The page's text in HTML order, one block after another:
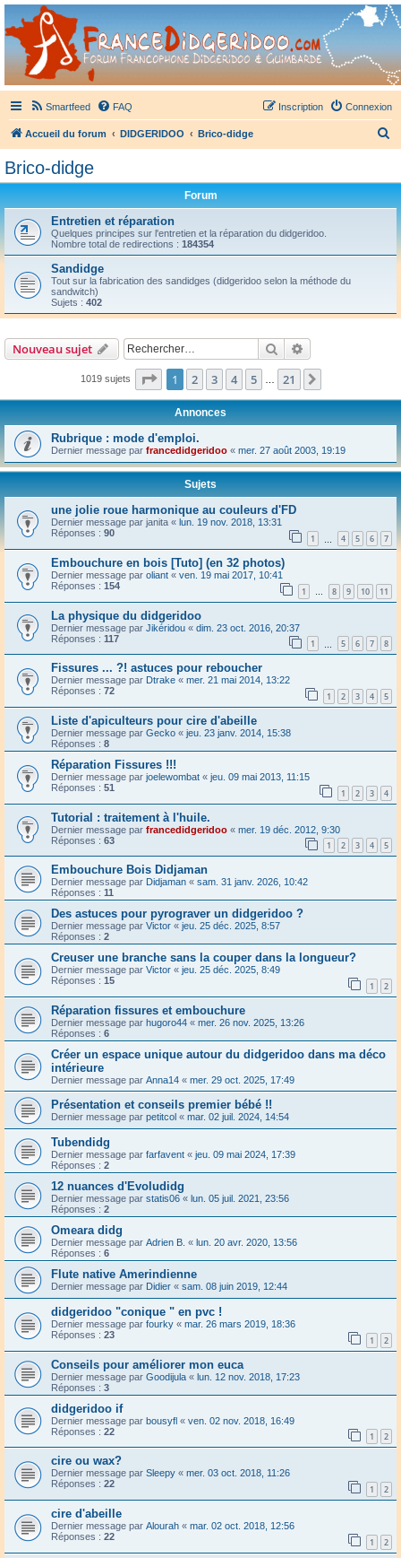
France Didgeridoo
Didgeridoo et Guimbarde sur France Didgeridoo - retrouvez la communauté.
Smartfeed FAQ Connexion
Inscription
Accueil du forum DIDGERIDOO Brico-didge
Brico-didge
Forum
Entretien et réparation
Quelques principes sur l'entretien et la réparation du didgeridoo.
Nombre total de redirections : 184354
Sandidge
Tout sur la fabrication des sandidges (didgeridoo selon la méthode du
sandwitch)
Sujets : 402
Nouveau sujet Rechercher
1019 sujets Page 1sur21
1 2 3 4 5 … 21
Annonces
Rubrique : mode d'emploi.
Dernier message par francedidgeridoo « mer. 27 août 2003, 19:19
Sujets
une jolie roue harmonique au couleurs d'FD
Dernier message par janita « lun. 19 nov. 2018, 13:31
Réponses : 90 1 4 5 6 7
Embouchure en bois [Tuto] (en 32 photos)
Dernier message par oliant « ven. 19 mai 2017, 10:41
Réponses : 154 1 … 8 9 10 11
La physique du didgeridoo
Dernier message par Jikéridou « dim. 23 oct. 2016, 20:37
Réponses : 117 1 5 6 7 8
Fissures ... ?! astuces pour reboucher
Dernier message par Dtrake « mer. 21 mai 2014, 13:22
Réponses : 72 1 2 3 4 5
Liste d'apiculteurs pour cire d'abeille
Dernier message par Gecko « jeu. 23 janv. 2014, 15:38
Réponses : 8
Réparation Fissures !!!
Dernier message par joelewombat « jeu. 09 mai 2013, 11:15
Réponses : 51 1 2 3 4
Tutorial : traitement à l'huile.
Dernier message par francedidgeridoo « mer. 19 déc. 2012, 9:30
Réponses : 63 1 2 3 4 5
Embouchure Bois Didjaman
Dernier message par Didjaman « sam. 31 janv. 2026, 10:42
Réponses : 11
Des astuces pour pyrograver un didgeridoo ?
Dernier message par Victor « jeu. 25 déc. 2025, 8:57
Réponses : 2
Creuser une branche sans la couper dans la longueur?
Dernier message par Victor « jeu. 25 déc. 2025, 8:49
Réponses : 15 1 2
Réparation fissures et embouchure
Dernier message par hugoro44 « mer. 26 nov. 2025, 13:26
Réponses : 6
Créer un espace unique autour du didgeridoo dans ma déco
intérieure
Dernier message par Anna14 « mer. 29 oct. 2025, 17:49
Présentation et conseils premier bébé !!
Dernier message par petitcol « mar. 02 juil. 2024, 14:54
Tubendidg
Dernier message par farfavent « jeu. 09 mai 2024, 17:39
Réponses : 2
12 nuances d'Evoludidg
Dernier message par statis06 « lun. 05 juil. 2021, 23:56
Réponses : 2
Omeara didg
Dernier message par Adrien B. « lun. 20 avr. 2020, 13:56
Réponses : 6
Flute native Amerindienne
Dernier message par Didier « sam. 08 juin 2019, 12:44
didgeridoo "conique " en pvc !
Dernier message par fourky « mar. 26 mars 2019, 18:36
Réponses : 23 1 2
Conseils pour améliorer mon euca
Dernier message par Goodijula « lun. 12 nov. 2018, 17:23
Réponses : 3
didgeridoo if
Dernier message par bousyfl « ven. 02 nov. 2018, 16:49
Réponses : 22 1 2
cire ou wax?
Dernier message par Sleepy « mer. 03 oct. 2018, 11:26
Réponses : 22 1 2
cire d'abeille
Dernier message par Alourah « mar. 02 oct. 2018, 12:56
Réponses : 22 1 2